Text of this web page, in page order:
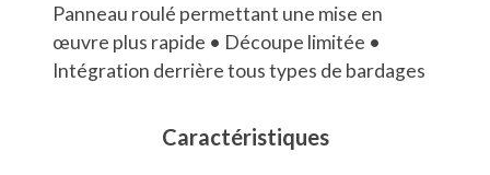
Panneau roulé permettant une mise en
œuvre plus rapide • Découpe limitée •
Intégration derrière tous types de bardages
Caractéristiques